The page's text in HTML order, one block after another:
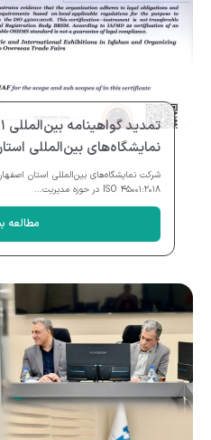
نمایشگاه‌های بین‌المللی
شرکت نمایشگاه‌های بین‌المللی استان
ISO ۴۵۰۰۱:۲۰۱۸ در حوزه مدیریت...
مطالعه